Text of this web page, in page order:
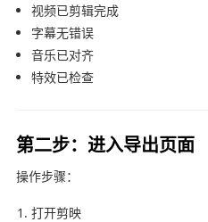
视频已剪辑完成
字幕无错误
音乐已对齐
特效已检查
第二步：进入导出页面
操作步骤：
打开剪映